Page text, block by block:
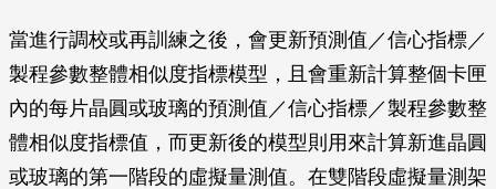
當進行調校或再訓練之後，會更新預測值／信心指標／
製程參數整體相似度指標模型，且會重新計算整個卡匣
內的每片晶圓或玻璃的預測值／信心指標／製程參數整
體相似度指標值，而更新後的模型則用來計算新進晶圓
或玻璃的第一階段的虛擬量測值。在雙階段虛擬量測架